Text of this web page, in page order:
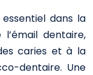
dans la
dentaire,
caries et à la
dentaire. Une